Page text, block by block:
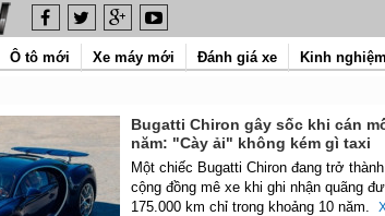
Ô tô mới Xe máy mới Đánh giá xe Kinh nghiệm
Bugatti Chiron gây sốc khi cán
năm: "Cày ải" không kém gì taxi
Một chiếc Bugatti Chiron đang trở
cộng đồng mê xe khi ghi nhận quãng
175.000 km chỉ trong khoảng 10 năm.